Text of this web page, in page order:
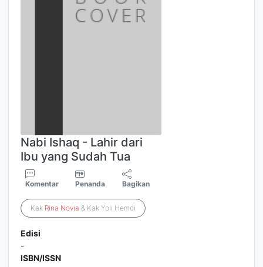
Nabi Ishaq - Lahir dari
Ibu yang Sudah Tua
Komentar Penanda Bagikan
Kak Rina Novia & Kak Yoli Hemdi
Edisi
-
ISBN/ISSN